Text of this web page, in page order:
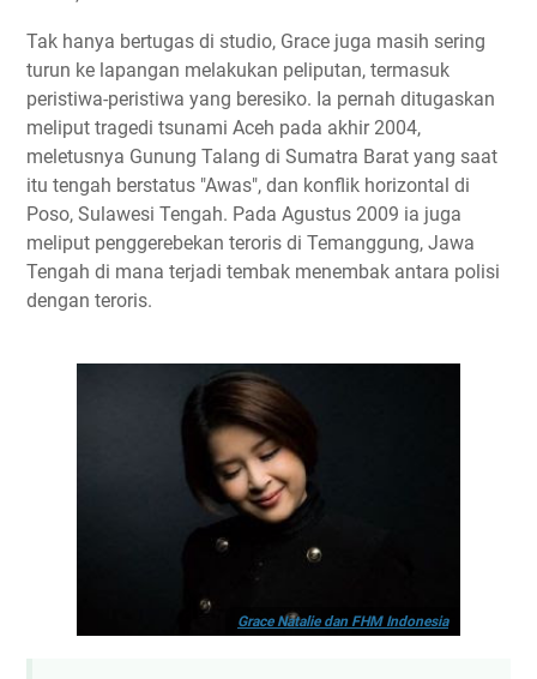
Tak hanya bertugas di studio, Grace juga masih sering
turun ke lapangan melakukan peliputan, termasuk
peristiwa-peristiwa yang beresiko. Ia pernah ditugaskan
meliput tragedi tsunami Aceh pada akhir 2004,
meletusnya Gunung Talang di Sumatra Barat yang saat
itu tengah berstatus "Awas", dan konflik horizontal di
Poso, Sulawesi Tengah. Pada Agustus 2009 ia juga
meliput penggerebekan teroris di Temanggung, Jawa
Tengah di mana terjadi tembak menembak antara polisi
dengan teroris.
Grace Natalie dan FHM Indonesia